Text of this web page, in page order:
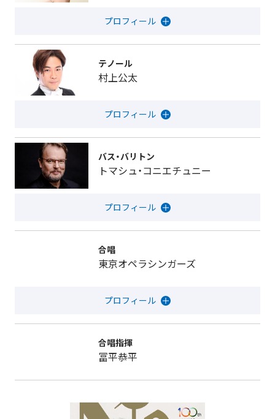
テノール
村上公太
バス・バリトン
トマシュ・コニエチュニー
合唱
東京オペラシンガーズ
合唱指揮
冨平恭平